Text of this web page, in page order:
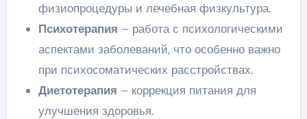
физиопроцедуры и лечебная физкультура.
Психотерапия – работа с психологическими
аспектами заболеваний, что особенно важно
при психосоматических расстройствах.
Диетотерапия – коррекция питания для
улучшения здоровья.